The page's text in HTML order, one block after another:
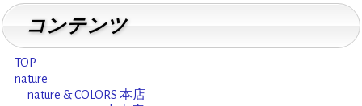
コンテンツ
TOP
nature
nature & COLORS 本店